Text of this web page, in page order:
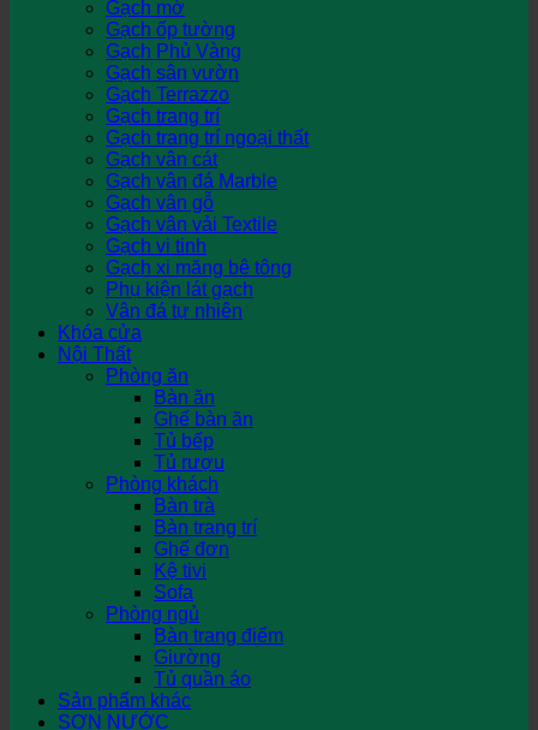
Gạch mờ
Gạch ốp tường
Gạch Phủ Vàng
Gạch sân vườn
Gạch Terrazzo
Gạch trang trí
Gạch trang trí ngoại thất
Gạch vân cát
Gạch vân đá Marble
Gạch vân gỗ
Gạch vân vải Textile
Gạch vi tinh
Gạch xi măng bê tông
Phụ kiện lát gạch
Vân đá tự nhiên
Khóa cửa
Nội Thất
Phòng ăn
Bàn ăn
Ghế bàn ăn
Tủ bếp
Tủ rượu
Phòng khách
Bàn trà
Bàn trang trí
Ghế đơn
Kệ tivi
Sofa
Phòng ngủ
Bàn trang điểm
Giường
Tủ quần áo
Sản phẩm khác
SƠN NƯỚC